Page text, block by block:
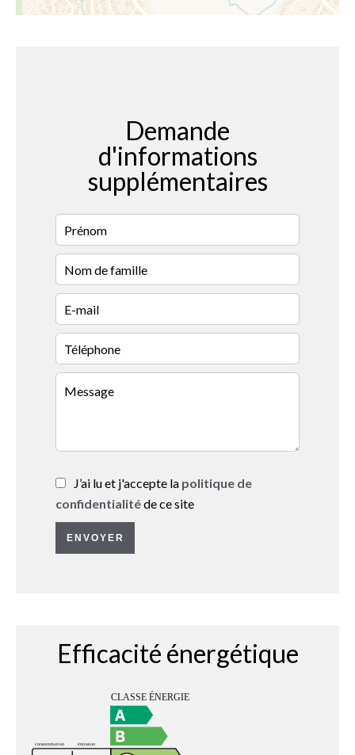
Demande
d'informations
supplémentaires
J’ai lu et j'accepte la politique de
confidentialitéde ce site
ENVOYER
Efficacité énergétique